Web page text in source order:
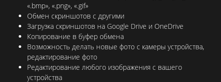
«.bmp», «.png», «.gif»
Обмен скриншотов с другими
Загрузка скриншотов на Google Drive и OneDrive
Копирование в буфер обмена
Возможность делать новые фото с камеры устройства,
редактирование фото
Редактирование любого изображения с вашего
устройства